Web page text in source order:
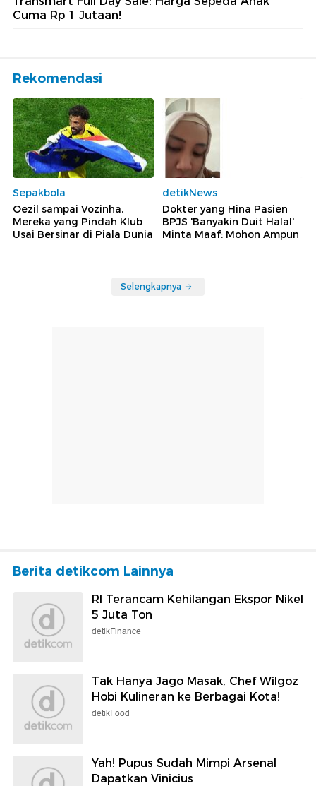
Cuma Rp 1 Jutaan!
Rekomendasi
Sepakbola
Oezil sampai Vozinha,
Mereka yang Pindah Klub
Usai Bersinar di Piala Dunia
detikNews
Dokter yang Hina Pasien
BPJS 'Banyakin Duit Halal'
Minta Maaf: Mohon Ampun
Selengkapnya
Berita detikcom Lainnya
RI Terancam Kehilangan Ekspor Nikel
5 Juta Ton
detikFinance
Tak Hanya Jago Masak, Chef Wilgoz
Hobi Kulineran ke Berbagai Kota!
detikFood
Yah! Pupus Sudah Mimpi Arsenal
Dapatkan Vinicius